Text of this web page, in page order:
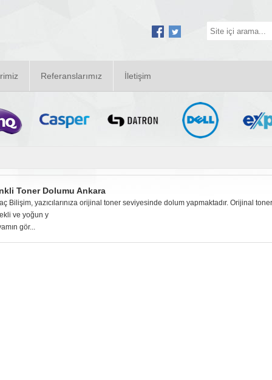
Referanslarımız İletişim
Toner Dolumu Ankara
Bilişim, yazıcılarınıza orijinal toner seviyesinde dolum yapmaktadır. Orijinal
ve yoğun y
gör...